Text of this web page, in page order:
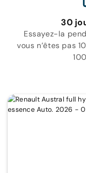
30
Essayez-la
vous n’êtes pas